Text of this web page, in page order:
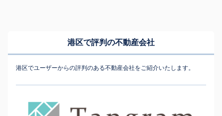
港区で評判の不動産会社
港区でユーザーからの評判のある不動産会社をご紹介いたします。